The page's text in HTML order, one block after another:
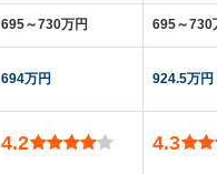
695～730万円
694万円
4.2
695～730
924.5万円
4.3